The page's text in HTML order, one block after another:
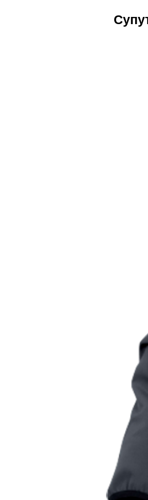
-
-
ременя,